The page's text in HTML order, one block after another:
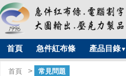
首頁 急件紅布條 產品目錄▼
首頁 > 常見問題